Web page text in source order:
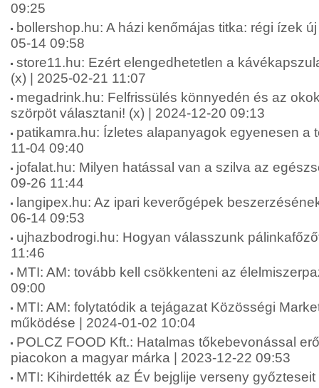
09:25
bollershop.hu: A házi kenőmájas titka: régi ízek
05-14 09:58
store11.hu: Ezért elengedhetetlen a
(x) | 2025-02-21 11:07
megadrink.hu: Felfrissülés könnyedén és az
szörpöt választani! (x) | 2024-12-20 09:13
patikamra.hu: Ízletes alapanyagok egyenesen a
11-04 09:40
jofalat.hu: Milyen hatással van a szilva az
09-26 11:44
langipex.hu: Az ipari keverőgépek
06-14 09:53
ujhazbodrogi.hu: Hogyan válasszunk
11:46
MTI: AM: tovább kell csökkenteni az
09:00
MTI: AM: folytatódik a tejágazat Közösségi
működése | 2024-01-02 10:04
POLCZ FOOD Kft.: Hatalmas tőkebevonással
piacokon a magyar márka | 2023-12-22 09:53
MTI: Kihirdették az Év bejglije verseny